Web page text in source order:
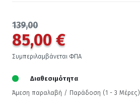
139,00
85,00 €
Συμπεριλαμβάνεται ΦΠΑ
Διαθεσιμότητα
Άμεση παραλαβή / Παράδoση (1 - 3 Μέρες)